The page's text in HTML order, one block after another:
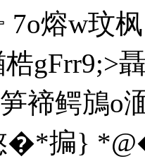
熔w
梏
笋褅鳄鴋
揙}